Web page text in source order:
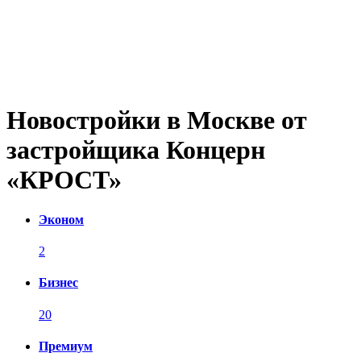
Новостройки в Москве от
застройщика Концерн
«КРОСТ»
Эконом
2
Бизнес
20
Премиум